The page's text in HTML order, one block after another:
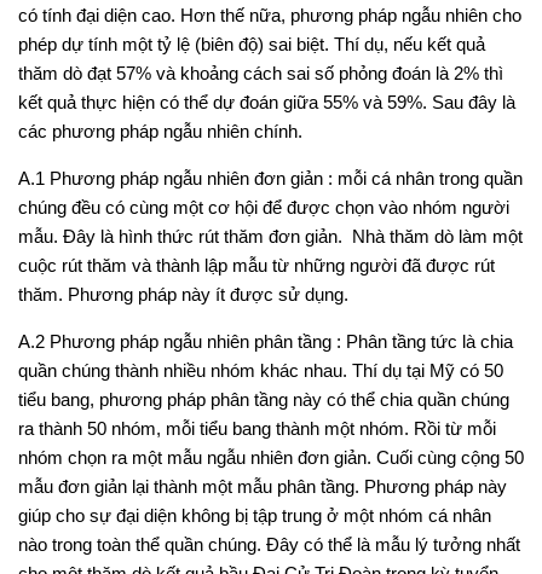
có tính đại diện cao. Hơn thế nữa, phương pháp ngẫu nhiên cho
phép dự tính một tỷ lệ (biên độ) sai biệt. Thí dụ, nếu kết quả
thăm dò đạt 57% và khoảng cách sai số phỏng đoán là 2% thì
kết quả thực hiện có thể dự đoán giữa 55% và 59%. Sau đây là
các phương pháp ngẫu nhiên chính.
A.1 Phương pháp ngẫu nhiên đơn giản : mỗi cá nhân trong quần
chúng đều có cùng một cơ hội để được chọn vào nhóm người
mẫu. Đây là hình thức rút thăm đơn giản. Nhà thăm dò làm một
cuộc rút thăm và thành lập mẫu từ những người đã được rút
thăm. Phương pháp này ít được sử dụng.
A.2 Phương pháp ngẫu nhiên phân tầng : Phân tầng tức là chia
quần chúng thành nhiều nhóm khác nhau. Thí dụ tại Mỹ có 50
tiểu bang, phương pháp phân tầng này có thể chia quần chúng
ra thành 50 nhóm, mỗi tiểu bang thành một nhóm. Rồi từ mỗi
nhóm chọn ra một mẫu ngẫu nhiên đơn giản. Cuối cùng cộng 50
mẫu đơn giản lại thành một mẫu phân tầng. Phương pháp này
giúp cho sự đại diện không bị tập trung ở một nhóm cá nhân
nào trong toàn thể quần chúng. Đây có thể là mẫu lý tưởng nhất